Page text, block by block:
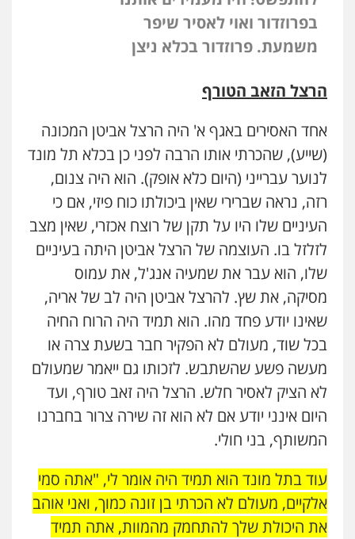
בפרוזדור ואוי לאסיר שיפר
משמעת. פרוזדור בכלא ניצן
הרצל הזאב הטורף
אחד האסירים באגף א' היה הרצל אביטן המכונה
(שייע), שהכרתי אותו הרבה לפני כן בכלא תל מונד
לנוער עברייני (היום כלא אופק). הוא היה צנום,
רזה, נראה שברירי שאין ביכולתו כוח פיזי, אם כי
העיניים שלו היו על תקן של רוצח אכזרי, שאין מצב
לזלזל בו. העוצמה של הרצל אביטן היתה בעיניים
שלו, הוא עבר את שמעיה אנג'ל, את עמוס
מסיקה, את שץ. להרצל אביטן היה לב של אריה,
שאינו יודע פחד מהו. הוא תמיד היה הרוח החיה
בכל שוד, מעולם לא הפקיר חבר בשעת צרה או
מעשה פשע שהשתבש. לזכותו גם ייאמר שמעולם
לא הציק לאסיר חלש. הרצל היה זאב טורף, ועד
היום אינני יודע אם לא הוא זה שירה צרור בחברנו
המשותף, בני חולי.
עוד בתל מונד הוא תמיד היה אומר לי, "אתה סמי
אלקיים, מעולם לא הכרתי בן זונה כמוך, ואני אוהב
את היכולת שלך להתחמק מהמוות, אתה תמיד